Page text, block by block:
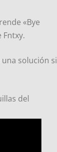
«Bye
solución si
del